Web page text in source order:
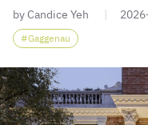
by Candice Yeh
Gaggenau